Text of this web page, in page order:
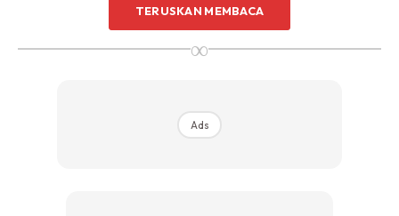
perang pun boleh.
Banyak sangat khasiat air rebusan halba dan kurma
TERUSKAN MEMBACA
∞
Ads